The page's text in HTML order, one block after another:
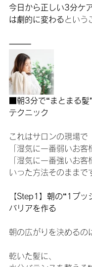
今日から正しい3分ケ
は劇的に変わるという
⸻
■朝3分で“まとまる髪
テクニック
これはサロンの現場で
「湿気に一番弱いお客
「湿気に一番強いお客
いった方法そのままで
【Step1】朝の“1プッ
バリアを作る
朝の広がりを決めるの
乾いた髪に、